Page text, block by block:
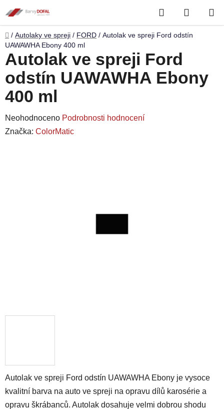
na
obsah
Hledat
KOŠÍK
Domů
/ Autolaky ve spreji / FORD / Autolak ve spreji Ford odstín
UAWAWHA Ebony 400 ml
Autolak ve spreji Ford odstín UAWAWHA Ebony je vysoce
kvalitní barva na auto ve spreji na opravu dílů karosérie a
opravu škrábanců. Autolak dosahuje velmi dobrou shodu
Autolak ve spreji Ford
odstín UAWAWHA Ebony
400 ml
Průměrné
hodnocení
Neohodnoceno Podrobnosti hodnocení
Značka: ColorMatic